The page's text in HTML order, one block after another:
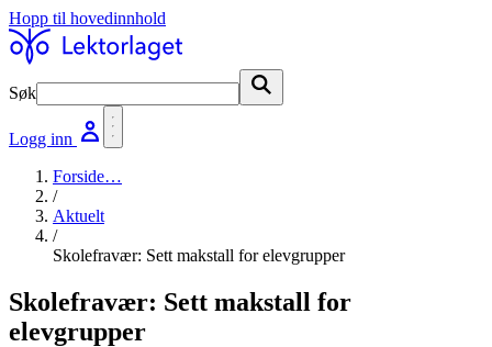
Hopp til hovedinnhold
Søk
Logg inn
Forside…
/
Aktuelt
/
Skolefravær: Sett makstall for elevgrupper
Skolefravær: Sett makstall for
elevgrupper